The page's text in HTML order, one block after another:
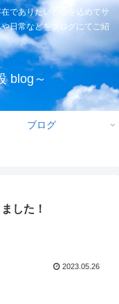
でありたいと心を込めてサ
日常などをブログにてご紹
blog～
ブログ
した！
2023.05.26